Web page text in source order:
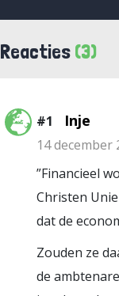
Reacties (3)
#1 Inje
14 december
”Financieel
Christen
dat de
Zouden ze
de